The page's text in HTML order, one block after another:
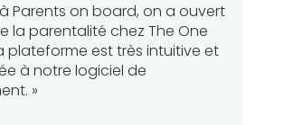
Parents on board, on a ouvert
la parentalité chez The One
plateforme est très intuitive et
à notre logiciel de
»